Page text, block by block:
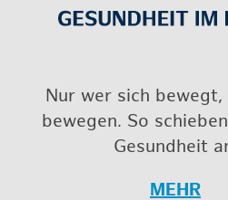
Nur wer sich be­wegt,
be­we­gen. So
Ge­sund­heit
MEHR